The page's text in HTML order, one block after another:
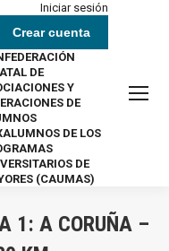
Iniciar sesión
Crear cuenta
DE
Y
DE
DE LOS
DE
(CAUMAS)
1: A CORUÑA –